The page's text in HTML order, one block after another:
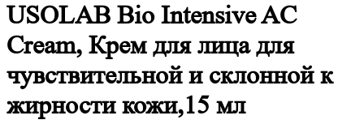
USOLAB Bio Intensive AC
Cream, Крем для лица для
чувствительной и склонной к
жирности кожи,15 мл